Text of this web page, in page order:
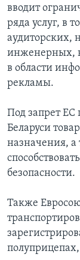
вводит
ряда услуг, в
аудиторских,
инженерных,
в области
рекламы.
Под запрет ЕС
Беларуси
назначения, а
безопасности.
Также
полуприцепах,